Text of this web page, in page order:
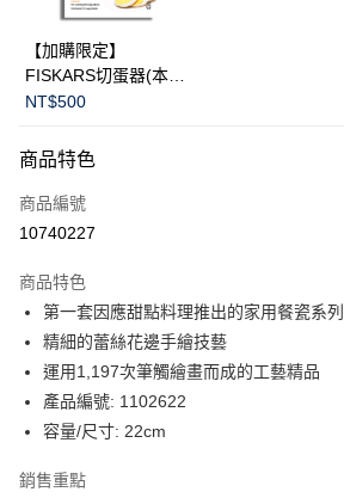
國泰世華商業銀行
臺灣中小企業銀行
匯豐（台灣）商業銀行
聯邦商業銀行
元大商業銀行
台新國際商業銀行
運送方式
黑貓宅急便
【加購限定】
FISKARS切蛋器(本商
品不提供破損保證)
NT$500
商品特色
商品編號
10740227
商品特色
第一套因應甜點料理推出的家用餐瓷系列
精細的蕾絲花邊手繪技藝
運用1,197次筆觸繪畫而成的工藝精品
產品編號: 1102622
容量/尺寸: 22cm
銷售重點